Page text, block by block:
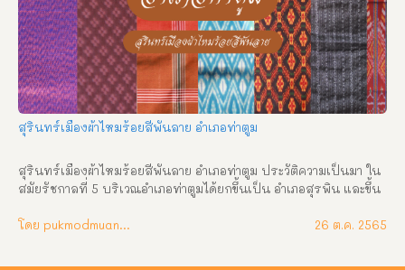
เมืองศีขรภูมิคนแรก และเป็นผู้คุณูปการต่อการวางรากฐานการ
ปกครองและการพัฒนาในด้านต่างๆ เพื่อประโยชน์สุขของชาวอำเภอ
ศีขรภูมิจวบมาจนปัจจุบัน พ.ศ. ๒๔๑๒ ต้นสมัยรัฐกาลที่ ๕ ขึ้นครอง
ราชสมบัติ เจ้าเมืองสังขะได้กราบบังคมทูลขอยกบ้านกุดไผท หรือบ้าน
จารพัฒขึ้นเป็นเมือง (ตำบลจารพัฒในปัจจุบัน) โปรดเกล้าให้เป็น
เมือง “ศีขรภูมิพิสัย” ให้หลวงไชยสุริยง “พระศีขรมานุรักษ์” เป็นเจ้า
เมือง ต่อมาได้ย้ายที่ทำการมาตั้งที่บ้านโคกตะเคียน ริมทางหลวงแผ่น
ดินที่ตัดใหม่ในท้องที่บ้านปราสาท ตำบลยาง ในขณะนั้นสร้างเป็น
ถึง จึงพิจารณ […]
สุรินทร์เมืองผ้าไหมร้อยสีพันลาย อำเภอท่าตูม
สุรินทร์เมืองผ้าไหมร้อยสีพันลาย อำเภอท่าตูม ประวัติความเป็นมา ใน
สมัยรัชกาลที่ 5 บริเวณอำเภอท่าตูมได้ยกขึ้นเป็น อำเภอสุรพิน และขึ้น
ห่างจากเมืองขุขันธ์เป็นระยะทางไกลมาก สร้างความลำบากให้แก่
โดย pukmodmuangthai 26 ต.ค. 2565